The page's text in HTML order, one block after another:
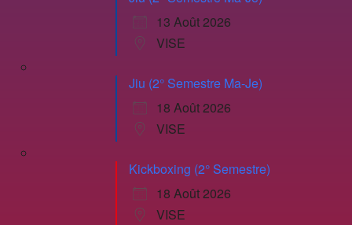
13 Août 2026
VISE
Jiu (2° Semestre Ma-Je)
18 Août 2026
VISE
Kickboxing (2° Semestre)
18 Août 2026
VISE